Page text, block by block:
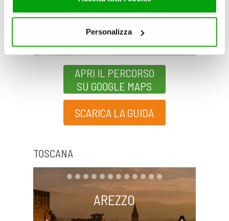
cookie consultare la cookie policy. Se clicchi sulla “X” per
chiudere il banner, non verranno installati cookie sul tuo
dispositivo ad eccezione di quelli necessari ai fini del
corretto funzionamento del sito.
Personalizza
BARDOLINO
APRI IL PERCORSO
SU GOOGLE MAPS
SCARICA LA GUIDA
TOSCANA
AREZZO